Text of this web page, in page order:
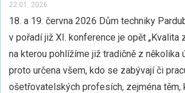
22.01. 2026
18. a 19. června 2026 Dům techniky
v pořadí již XI. konference je opět „Kvalita
na kterou pohlížíme již tradičně z několika
proto určena všem, kdo se zabývají či
ošetřovatelských profesích, zejména těm,